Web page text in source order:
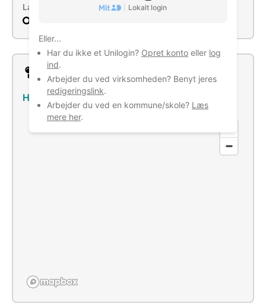
Lokalt login
Eller...
Har du ikke et Unilogin? Opret konto eller log
ind.
Arbejder du ved virksomheden? Benyt jeres
redigeringslink.
Arbejder du ved en kommune/skole? Læs
mere her.
Læs mere
Lokation
Hessellundvej 16, 6690 Gørding